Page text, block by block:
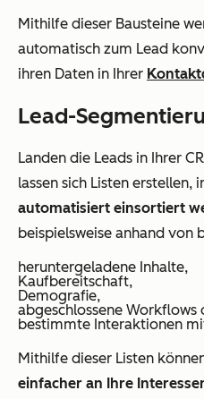
Mithilfe dieser Bausteine
automatisch zum Lead
ihren Daten in Ihrer
Lead-
Landen die Leads in Ihrer
lassen sich Listen erstellen,
automatisiert einsortiert
beispielsweise anhand von
heruntergeladene Inhalte,
Kaufbereitschaft,
Demografie,
abgeschlossene Workflows
bestimmte Interaktionen
Mithilfe dieser Listen
einfacher an Ihre